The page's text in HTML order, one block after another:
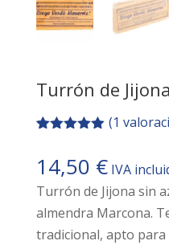
Turrón de
5 en base
valoración
de un
cliente
(1
14,50 € IVA
Turrón de Jijona sin
almendra Marcona.
tradicional, apto